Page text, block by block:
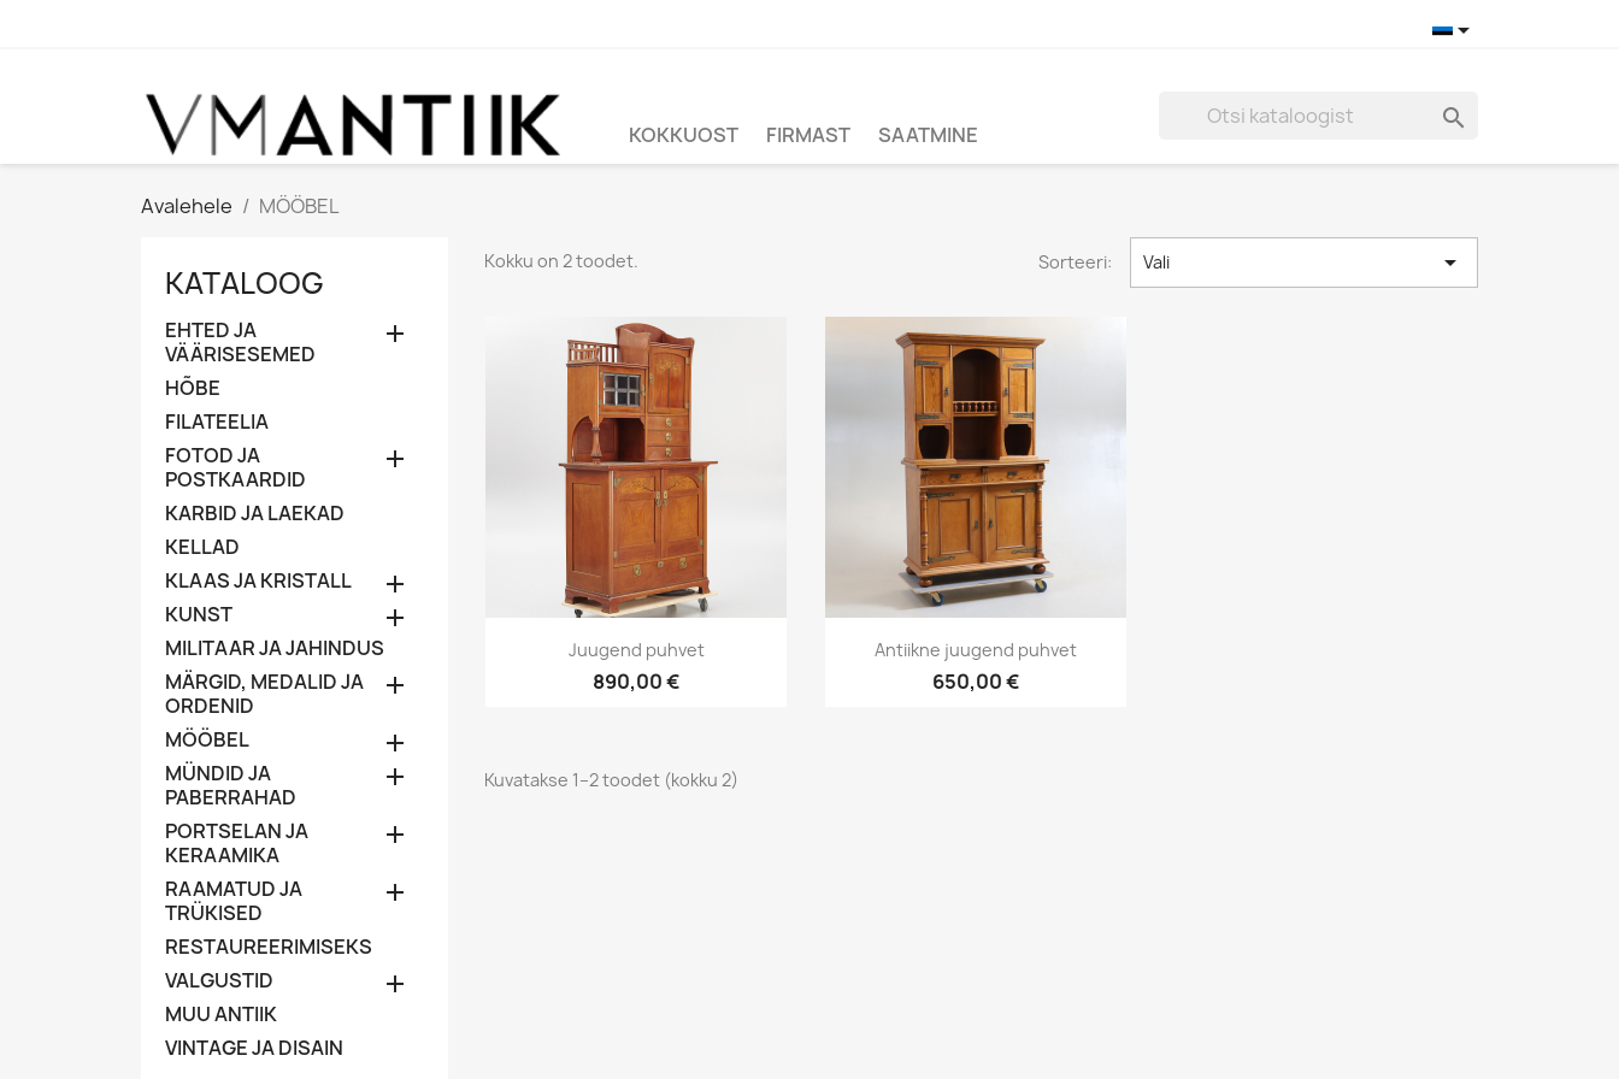


KOKKUOST FIRMAST SAATMINE
Avalehele MÖÖBEL
KATALOOG
EHTED JA
VÄÄRISESEMED

HÕBE
FILATEELIA
FOTOD JA
POSTKAARDID

KARBID JA LAEKAD
KELLAD
KLAAS JA KRISTALL

KUNST 
MILITAAR JA JAHINDUS
MÄRGID, MEDALID JA
ORDENID

MÖÖBEL 
MÜNDID JA
PABERRAHAD

PORTSELAN JA
KERAAMIKA

RAAMATUD JA
TRÜKISED

RESTAUREERIMISEKS
VALGUSTID

MUU ANTIIK
VINTAGE JA DISAIN
Kokku on 2 toodet. Sorteeri: Vali 
Kiirvaade
Juugend puhvet
890,00 €
Kiirvaade
Antiikne juugend puhvet
650,00 €
Kuvatakse 1–2 toodet (kokku 2)